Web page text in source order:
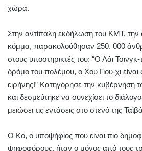
χώρα.
Στην αντίπαλη εκδήλωση του ΚΜΤ,
κόμμα, παρακολούθησαν 250. 000
στους υποστηρικτές του: “Ο Λάι
δρόμο του πολέμου, ο Χου Γιου-χι
ειρήνης!” Κατηγόρησε την κυβέρνηση
και δεσμεύτηκε να συνεχίσει το
μειώσει τις εντάσεις στο στενό της
Ο Κο, ο υποψήφιος που είναι πιο
ψηφοφόρους, ήταν ο μόνος από τους